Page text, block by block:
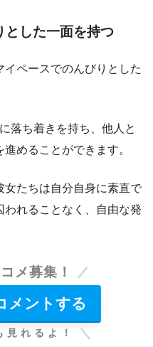
とした一面を持つ
ペースでのんびりとした
落ち着きを持ち、他人と
めることができます。
女たちは自分自身に素直で
れることなく、自由な発
メ募集！
メントする
見れるよ！